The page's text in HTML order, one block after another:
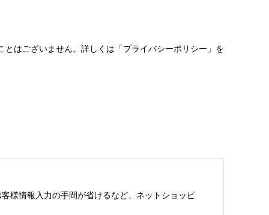
はございません。詳しくは「プライバシーポリシー」を
様情報入力の手間が省けるなど、ネットショッピ